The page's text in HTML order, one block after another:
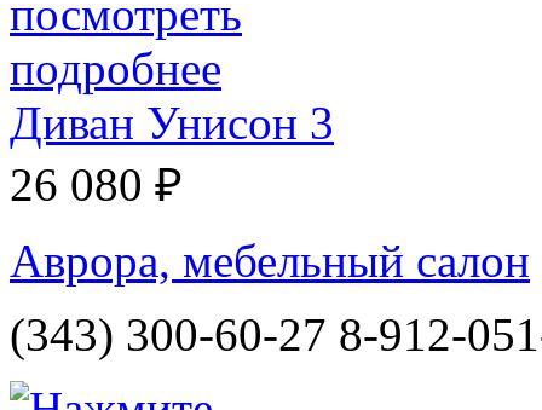
Диван Унисон 3
26 080 ₽
Аврора, мебельный салон
(343) 300-60-27 8-912-